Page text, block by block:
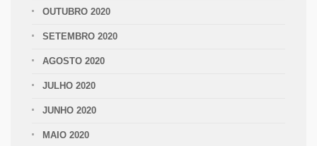
OUTUBRO 2020
SETEMBRO 2020
AGOSTO 2020
JULHO 2020
JUNHO 2020
MAIO 2020